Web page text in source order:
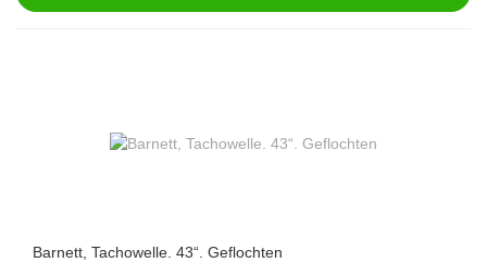
Barnett, Tachowelle. 43“. Geflochten